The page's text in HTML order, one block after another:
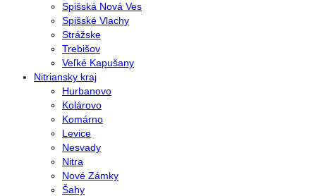
Spišská Nová Ves
Spišské Vlachy
Strážske
Trebišov
Veľké Kapušany
Nitriansky kraj
Hurbanovo
Kolárovo
Komárno
Levice
Nesvady
Nitra
Nové Zámky
Šahy